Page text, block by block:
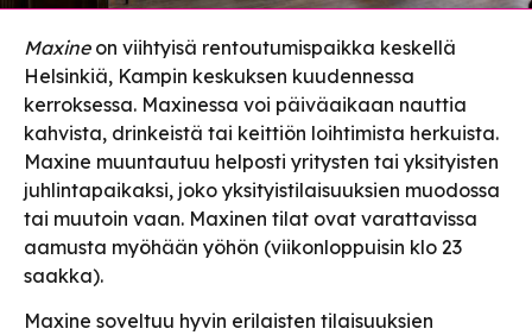
Maxineon viihtyisä rentoutumispaikka keskellä
Helsinkiä, Kampin keskuksen kuudennessa
kerroksessa. Maxinessa voi päiväaikaan nauttia
kahvista, drinkeistä tai keittiön loihtimista herkuista.
Maxine muuntautuu helposti yritysten tai yksityisten
juhlintapaikaksi, joko yksityistilaisuuksien muodossa
tai muutoin vaan. Maxinen tilat ovat varattavissa
aamusta myöhään yöhön (viikonloppuisin klo 23
saakka).
Maxine soveltuu hyvin erilaisten tilaisuuksien